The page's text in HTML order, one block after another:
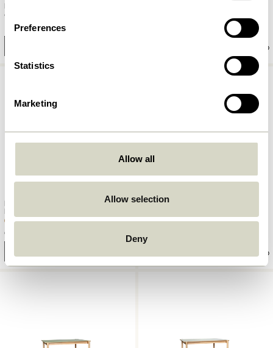
Preferences
Statistics
Marketing
Allow all
Allow selection
Deny
Read Schrank Naturfarben
9.349,00
Kura Kleiderschrank Small
Naturfarben
6.899,00
Oblique Schreibtisch Schwarz